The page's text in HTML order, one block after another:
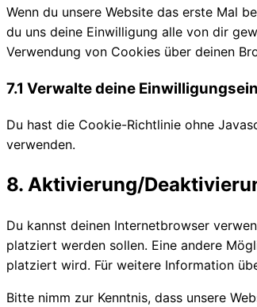
Wenn du unsere Website das erste Mal
du uns deine Einwilligung alle von dir
Verwendung von Cookies über deinen
7.1 Verwalte deine
Du hast die Cookie-Richtlinie ohne
verwenden.
8. Aktivierung/
Du kannst deinen Internetbrowser
platziert werden sollen. Eine andere
platziert wird. Für weitere Information
Bitte nimm zur Kenntnis, dass unsere